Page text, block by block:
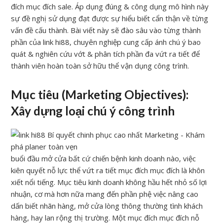
đích mục đích sale. Áp dụng đúng & công dụng mô hình này
sự đề nghị sử dụng đạt được sự hiểu biết cẩn thận về từng
vấn đề cấu thành. Bài viết này sẽ đào sâu vào từng thành
phần của link hi88, chuyên nghiệp cung cấp ánh chú ý bao
quát & nghiên cứu vớt & phân tích phần đa vứt ra tiết để
thành viên hoàn toàn sở hữu thể vận dụng công trình.
Mục tiêu (Marketing Objectives):
Xây dựng loại chú ý công trình
buổi đầu mở cửa bất cứ chiến bệnh kinh doanh nào, việc
kiên quyết nỗ lực thể vứt ra tiết mục đích mục đích là khôn
xiết nổi tiếng. Mục tiêu kinh doanh không hầu hết nhỏ số lợi
nhuận, cơ mà hơn nữa mang đến phần phệ việc nâng cao
dấn biết nhãn hàng, mở cửa lòng thông thường tình khách
hàng, hay lan rộng thị trường. Một mục đích mục đích nỗ